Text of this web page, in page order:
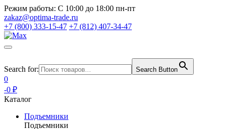
Режим работы: С 10:00 до 18:00 пн-пт
zakaz@optima-trade.ru
+7 (800) 333-15-47 +7 (812) 407-34-47
Search for: Search Button
0
-0 ₽
Каталог
Подъемники
Подъемники